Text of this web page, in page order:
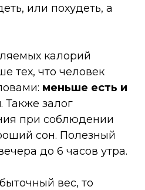
или похудеть, а
калорий
тех, что человек
меньше есть и
. Также залог
при соблюдении
сон. Полезный
до 6 часов утра.
вес, то